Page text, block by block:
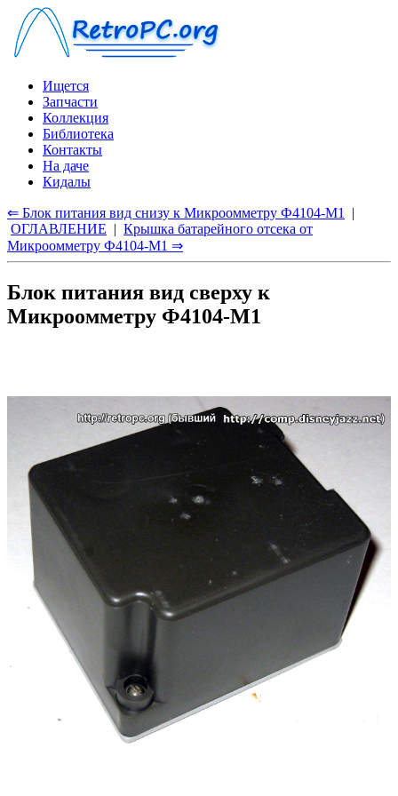
Ищется
Запчасти
Коллекция
Библиотека
Контакты
На даче
Кидалы
⇐ Блок питания вид снизу к Микроомметру Ф4104-М1
|
ОГЛАВЛЕНИЕ | Крышка батарейного отсека от
Микроомметру Ф4104-М1 ⇒
Блок питания вид сверху к
Микроомметру Ф4104-М1